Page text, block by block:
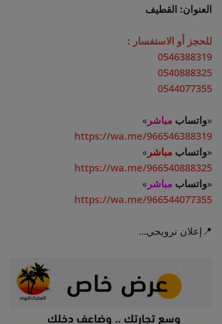
العنوان: القطيف
للحجز أو الاستفسار :
0546388319
0540888325
0544077355
«واتساب مباشر »
https://wa.me/966546388319
«واتساب مباشر »
https://wa.me/966540888325
«واتساب مباشر »
https://wa.me/966544077355
📍إعلان ترويجي...